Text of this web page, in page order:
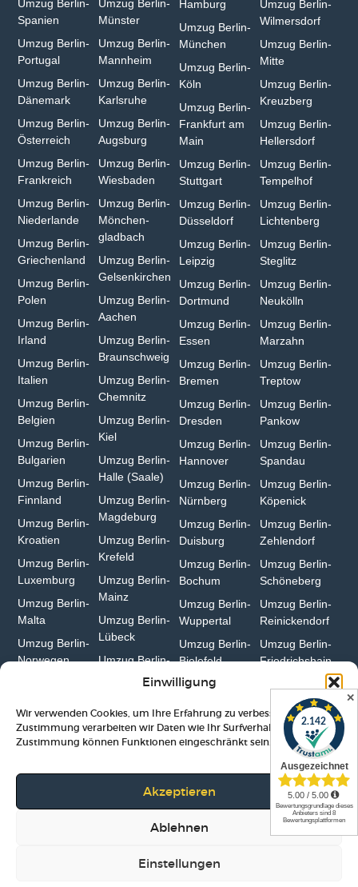
Einwilligung
Wir verwenden Cookies, um Ihre Erfahrung zu verbessern. Mit Ihrer
Zustimmung verarbeiten wir Daten wie Ihr Surfverhalten. Ohne
Zustimmung können Funktionen eingeschränkt sein.
Akzeptieren
Ablehnen
Einstellungen
Umzug Berlin-
Wilmersdorf
Umzug Berlin-
Mitte
Umzug Berlin-
Kreuzberg
Umzug Berlin-
Hellersdorf
Umzug Berlin-
Tempelhof
Umzug Berlin-
Lichtenberg
Umzug Berlin-
Steglitz
Umzug Berlin-
Neukölln
Umzug Berlin-
Marzahn
Umzug Berlin-
Treptow
Umzug Berlin-
Pankow
Umzug Berlin-
Spandau
Umzug Berlin-
Köpenick
Umzug Berlin-
Zehlendorf
Umzug Berlin-
Schöneberg
Umzug Berlin-
Reinickendorf
Umzug Berlin-
Friedrichshain
Hamburg⁠
Umzug Berlin-
München
Umzug Berlin-
Köln
Umzug Berlin-
Frankfurt am
Main
Umzug Berlin-
Stuttgart
Umzug Berlin-
Düsseldorf
Umzug Berlin-
Leipzig
Umzug Berlin-
Dortmund
Umzug Berlin-
Essen
Umzug Berlin-
Bremen
Umzug Berlin-
Dresden
Umzug Berlin-
Hannover
Umzug Berlin-
Nürnberg
Umzug Berlin-
Duisburg⁠
Umzug Berlin-
Bochum
Umzug Berlin-
Wuppertal⁠
Umzug Berlin-
Bielefeld⁠
Umzug Berlin-
Münster⁠
Umzug Berlin-
Mannheim
Umzug Berlin-
Karlsruhe
Umzug Berlin-
Augsburg
Umzug Berlin-
Wiesbaden⁠
Umzug Berlin-
Mönchen­
gladbach⁠
Umzug Berlin-
Gelsenkirchen⁠
Umzug Berlin-
Aachen⁠
Umzug Berlin-
Braunschweig
Umzug Berlin-
Chemnitz⁠
Umzug Berlin-
Kiel
Umzug Berlin-
Halle (Saale)⁠
Umzug Berlin-
Magdeburg
Umzug Berlin-
Krefeld⁠
Umzug Berlin-
Mainz⁠
Umzug Berlin-
Lübeck
Umzug Berlin-
Umzug Berlin-
Spanien
Umzug Berlin-
Portugal
Umzug Berlin-
Dänemark
Umzug Berlin-
Österreich
Umzug Berlin-
Frankreich
Umzug Berlin-
Niederlande
Umzug Berlin-
Griechenland
Umzug Berlin-
Polen
Umzug Berlin-
Irland
Umzug Berlin-
Italien
Umzug Berlin-
Belgien
Umzug Berlin-
Bulgarien⁠
Umzug Berlin-
Finnland
Umzug Berlin-
Kroatien
Umzug Berlin-
Luxemburg
Umzug Berlin-
Malta
Umzug Berlin-
Norwegen
Lexikon
© 2011-2026 Studenten Umzug Berlin
✕